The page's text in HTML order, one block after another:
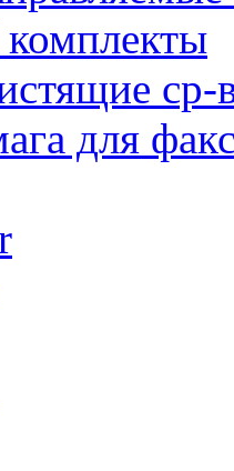
ср-
для